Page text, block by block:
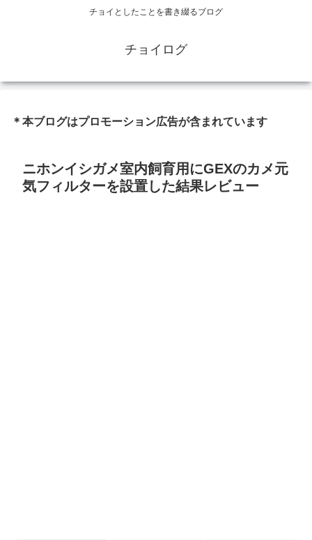
チョイとしたことを書き綴るブログ
チョイログ
＊本ブログはプロモーション広告が含まれています
ニホンイシガメ室内飼育用にGEXのカメ元
気フィルターを設置した結果レビュー